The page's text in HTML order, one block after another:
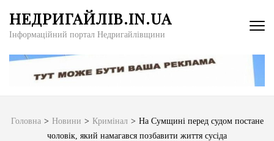
вмісту
Enter)
НЕДРИГАЙЛІВ.IN.UA
Інформаційний портал Недригайлівщини
Головна > Новини > Кримінал > На Сумщині перед судом постане
чоловік, який намагався позбавити життя сусіда